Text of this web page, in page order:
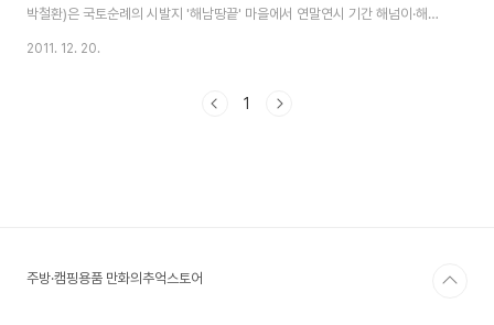
박철환)은 국토순례의 시발지 '해남땅끝' 마을에서 연말연시 기간 해넘이·해맞
이 행사를 다채롭게 준비하고 있다. 국토의 기운을 받아 소망을 기원하는 곳! 해
2011. 12. 20.
1
주방·캠핑용품 만화의추억스토어